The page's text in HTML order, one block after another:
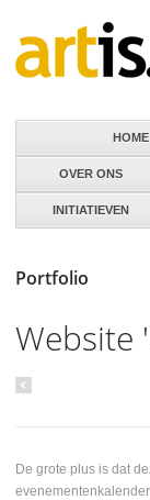
Portfolio
Website
De grote plus is dat
HOME
OVER ONS
INITIATIEVEN